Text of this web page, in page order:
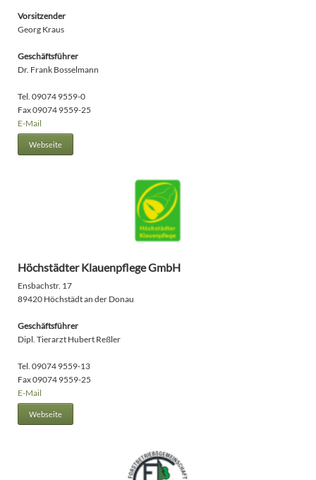
Vorsitzender
Georg Kraus
Geschäftsführer
Dr. Frank Bosselmann
Tel. 09074 9559-0
Fax 09074 9559-25
E-Mail
Webseite
Höchstädter Klauenpflege GmbH
Ensbachstr. 17
89420 Höchstädt an der Donau
Geschäftsführer
Dipl. Tierarzt Hubert Reßler
Tel. 09074 9559-13
Fax 09074 9559-25
E-Mail
Webseite